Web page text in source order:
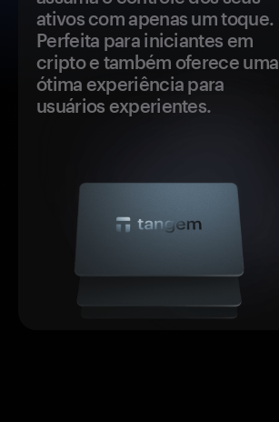
ativos com apenas um toque.
Perfeita para iniciantes em
cripto e também oferece uma
ótima experiência para
usuários experientes.